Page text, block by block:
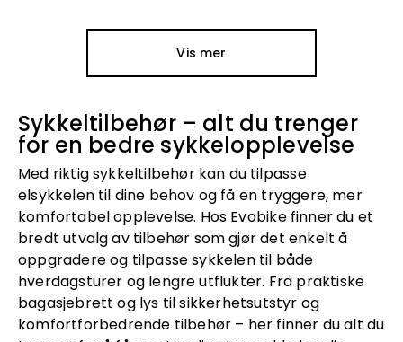
Vis mer
Sykkeltilbehør – alt du trenger
for en bedre sykkelopplevelse
Med riktig sykkeltilbehør kan du tilpasse
elsykkelen til dine behov og få en tryggere, mer
komfortabel opplevelse. Hos Evobike finner du et
bredt utvalg av tilbehør som gjør det enkelt å
oppgradere og tilpasse sykkelen til både
hverdagsturer og lengre utflukter. Fra praktiske
bagasjebrett og lys til sikkerhetsutstyr og
komfortforbedrende tilbehør – her finner du alt du